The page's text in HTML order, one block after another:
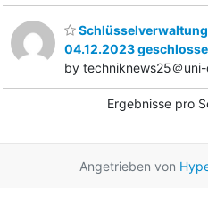
04.12.2023
by techniknews25＠
Ergebnisse pro
Angetrieben von